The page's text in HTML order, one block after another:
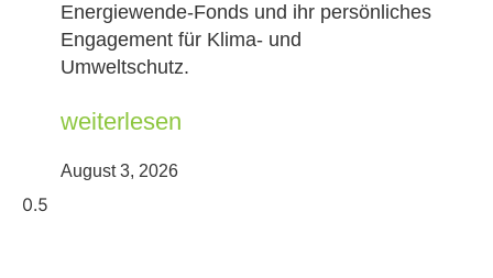
Energiewende-Fonds und ihr persönliches
Engagement für Klima- und
Umweltschutz.
weiterlesen
August 3, 2026